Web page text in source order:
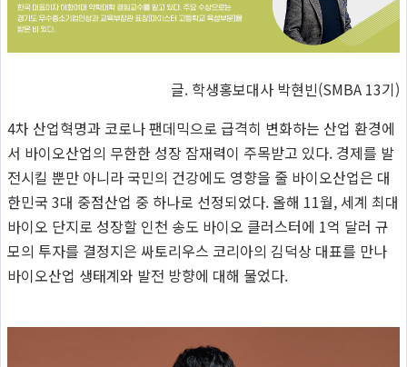
글. 학생홍보대사 박현빈(SMBA 13기)
4차 산업혁명과 코로나 팬데믹으로 급격히 변화하는 산업 환경에
서 바이오산업의 무한한 성장 잠재력이 주목받고 있다. 경제를 발
전시킬 뿐만 아니라 국민의 건강에도 영향을 줄 바이오산업은 대
한민국 3대 중점산업 중 하나로 선정되었다. 올해 11월, 세계 최대
바이오 단지로 성장할 인천 송도 바이오 클러스터에 1억 달러 규
모의 투자를 결정지은 싸토리우스 코리아의 김덕상 대표를 만나
바이오산업 생태계와 발전 방향에 대해 물었다.